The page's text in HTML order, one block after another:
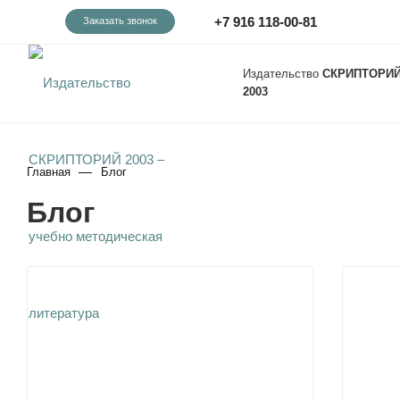
Заказать звонок +7 916 118-00-81
Издательство
2003
Главная — Блог
Блог